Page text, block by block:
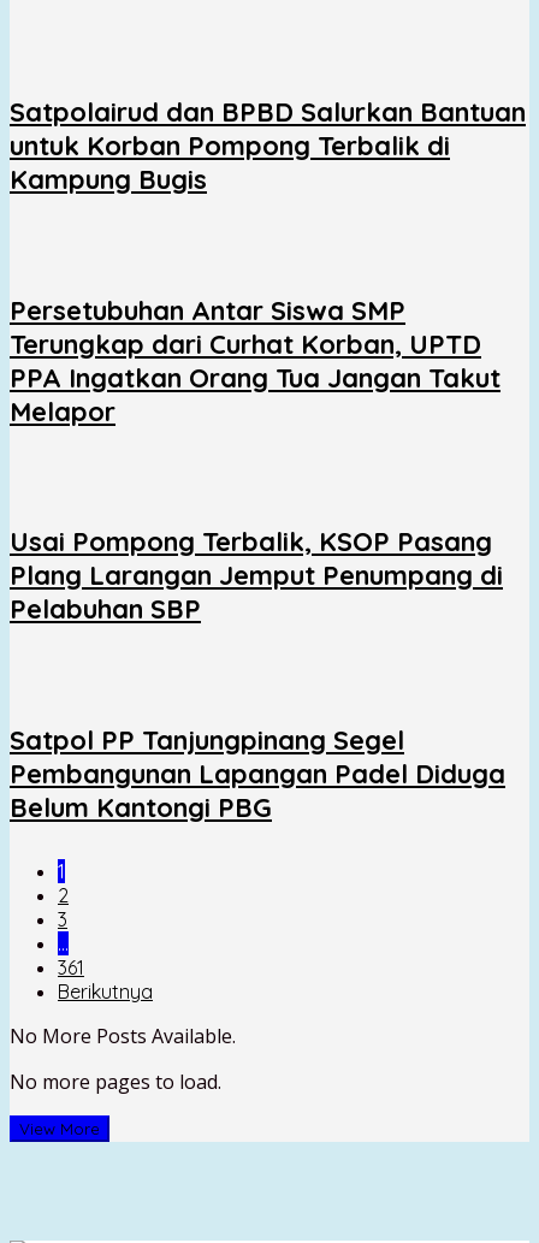
Satpolairud dan BPBD Salurkan Bantuan
untuk Korban Pompong Terbalik di
Kampung Bugis
Persetubuhan Antar Siswa SMP
Terungkap dari Curhat Korban, UPTD
PPA Ingatkan Orang Tua Jangan Takut
Melapor
Usai Pompong Terbalik, KSOP Pasang
Plang Larangan Jemput Penumpang di
Pelabuhan SBP
Satpol PP Tanjungpinang Segel
Pembangunan Lapangan Padel Diduga
Belum Kantongi PBG
1
2
3
…
361
Berikutnya
No More Posts Available.
No more pages to load.
View More